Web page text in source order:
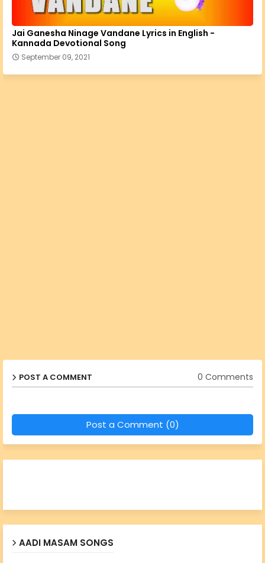
Jai Ganesha Ninage Vandane Lyrics in English -
Kannada Devotional Song
September 09, 2021
POST A COMMENT 0 Comments
Post a Comment (0)
AADI MASAM SONGS